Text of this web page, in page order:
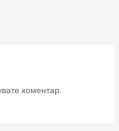
коментар.